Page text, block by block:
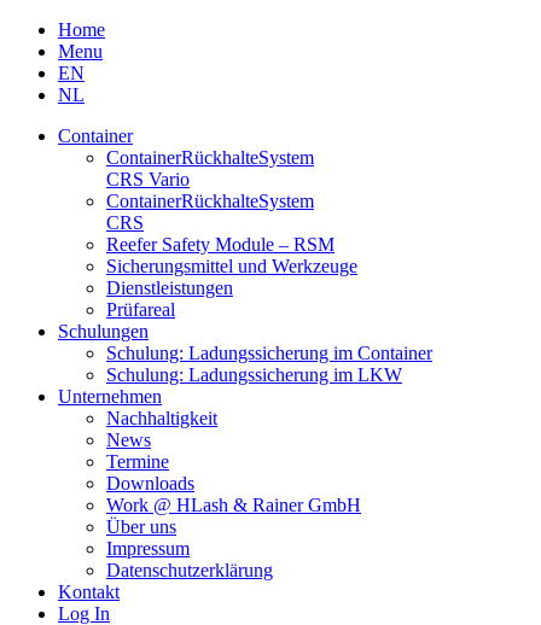
Skip
content
Home
Menu
EN
NL
Container
Container­Rückhalte­System
CRS Vario
Container­Rückhalte­System
CRS
Reefer Safety Module – RSM
Sicherungsmittel und Werkzeuge
Dienstleistungen
Prüfareal
Schulungen
Schulung: Ladungssicherung im Container
Schulung: Ladungssicherung im LKW
Unternehmen
Nachhaltigkeit
News
Termine
Downloads
Work @ HLash & Rainer GmbH
Über uns
Impressum
Datenschutzerklärung
Kontakt
Log In